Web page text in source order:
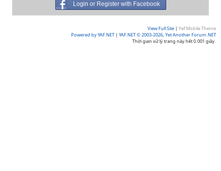
Login or Register with Facebook
View Full Site | Yaf Mobile Theme
Powered by YAF.NET | YAF.NET © 2003-2026, Yet Another Forum.NET
Thời gian xử lý trang này hết 0.001 giây.